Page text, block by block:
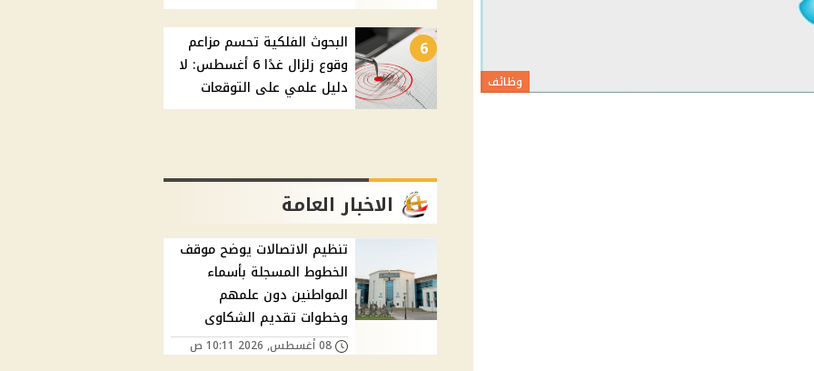
وظائف
6
البحوث الفلكية تحسم مزاعم
وقوع زلزال غدًا 6 أغسطس: لا
دليل علمي على التوقعات
الاخبار العامة
تنظيم الاتصالات يوضح موقف
الخطوط المسجلة بأسماء
المواطنين دون علمهم
وخطوات تقديم الشكاوى
08 أغسطس, 2026 10:11 ص